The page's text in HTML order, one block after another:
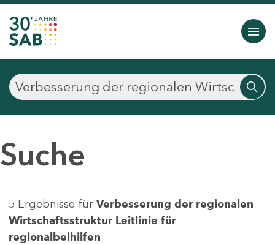
Suche
5 Ergebnisse für Verbesserung der regionalen
Wirtschaftsstruktur Leitlinie für
regionalbeihilfen